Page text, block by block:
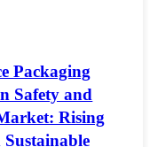
Packaging
Safety and
Rising